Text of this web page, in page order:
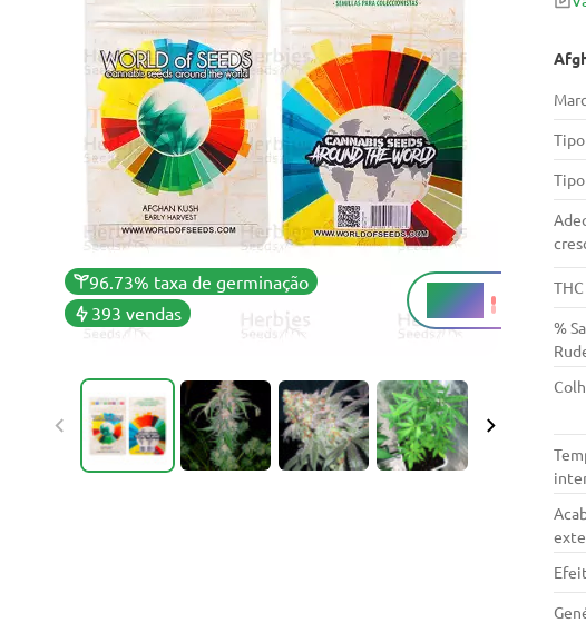
96.73% taxa de germinação
393 vendas
21,6%
THC
THC
%